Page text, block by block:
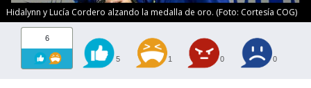
Hidalynn y Lucía Cordero alzando la medalla de oro. (Foto: Cortesía COG)
6
5 1 0 0